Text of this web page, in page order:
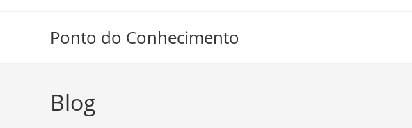
Ponto do Conhecimento
Blog